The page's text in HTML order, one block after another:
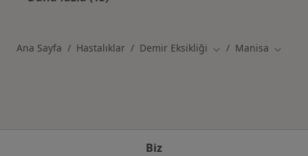
Ana Sayfa Hastalıklar Demir Eksikliği Şehir değiştir
Manisa Şehir
Biz